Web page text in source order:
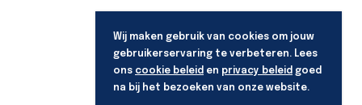
Wij maken gebruik van cookies om jouw
gebruikerservaring te verbeteren. Lees
ons cookie beleid en privacy beleid goed
na bij het bezoeken van onze website.